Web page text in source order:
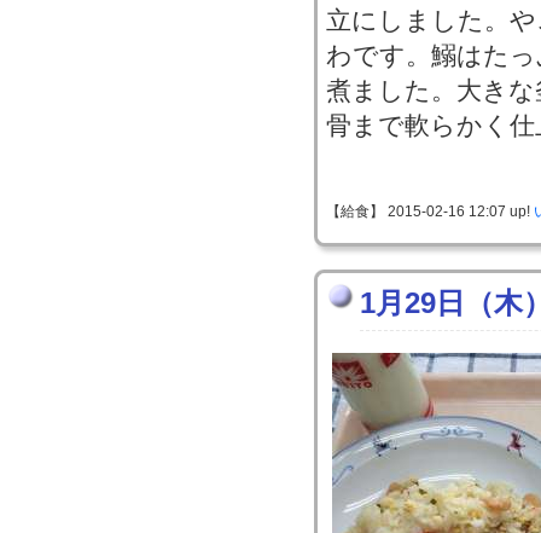
立にしました。
わです。鰯はた
煮ました。大き
骨まで軟らかく
【給食】 2015-02-16 12:07 up!
1月29日（木